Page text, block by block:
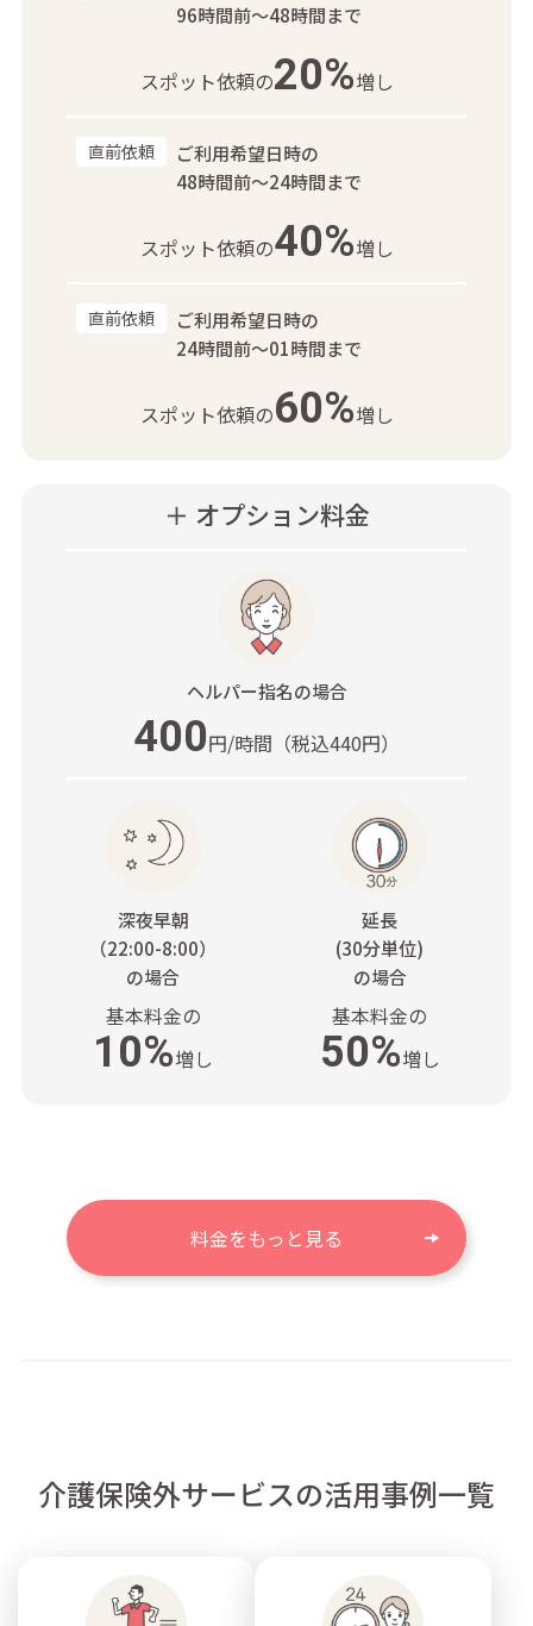
96時間前～48時間まで
スポット依頼の20%増し
直前依頼
ご利用希望日時の
48時間前～24時間まで
スポット依頼の40%増し
直前依頼
ご利用希望日時の
24時間前～01時間まで
スポット依頼の60%増し
＋ オプション料金
ヘルパー指名の場合
400円/時間 （税込440円）
深夜早朝
（22:00-8:00）
の場合
基本料金の
10%増し
延長
(30分単位)
の場合
基本料金の
50%増し
料金をもっと見る
介護保険外サービスの活用事例一覧